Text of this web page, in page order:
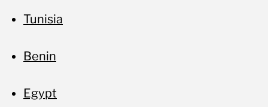
Tunisia
Benin
Egypt